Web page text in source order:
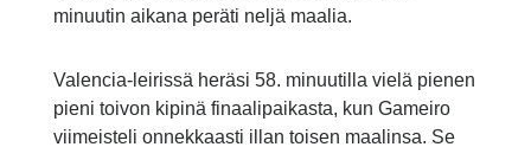
minuutin aikana peräti neljä maalia.
Valencia-leirissä heräsi 58. minuutilla vielä pienen
pieni toivon kipinä finaalipaikasta, kun Gameiro
viimeisteli onnekkaasti illan toisen maalinsa. Se